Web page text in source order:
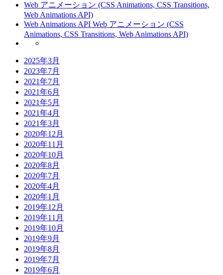
Web アニメーション (CSS Animations, CSS Transitions,
Web Animations API)
Web Animations API Web アニメーション (CSS
Animations, CSS Transitions, Web Animations API)
2025年3月
2023年7月
2021年7月
2021年6月
2021年5月
2021年4月
2021年3月
2020年12月
2020年11月
2020年10月
2020年8月
2020年7月
2020年4月
2020年1月
2019年12月
2019年11月
2019年10月
2019年9月
2019年8月
2019年7月
2019年6月